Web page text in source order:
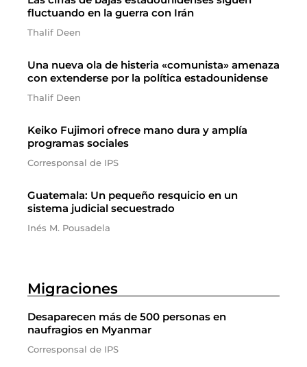
fluctuando en la guerra con Irán
Thalif Deen
Una nueva ola de histeria «comunista» amenaza
con extenderse por la política estadounidense
Thalif Deen
Keiko Fujimori ofrece mano dura y amplía
programas sociales
Corresponsal de IPS
Guatemala: Un pequeño resquicio en un
sistema judicial secuestrado
Inés M. Pousadela
Migraciones
Desaparecen más de 500 personas en
naufragios en Myanmar
Corresponsal de IPS